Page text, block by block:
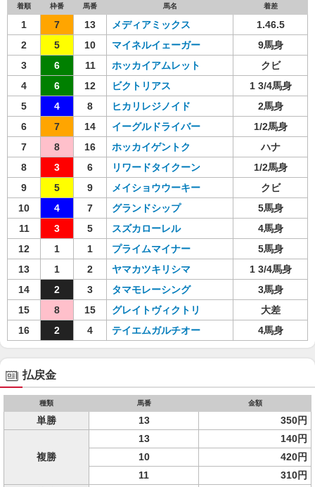
着順 枠番 馬番 馬名 着差
1 7 13 メディアミックス
1.46.5
2
5 10 マイネルイェーガー
9馬身
3
6 11 ホッカイアムレット
クビ
4
6 12 ビクトリアス
1 3/4馬身
5
4 8 ヒカリレジノイド
2馬身
6
7 14 イーグルドライバー
1/2馬身
7
8 16 ホッカイゲントク
ハナ
8
3 6 リワードタイクーン
1/2馬身
9
5 9 メイショウウーキー
クビ
10
4 7 グランドシップ
5馬身
11
3 5 スズカローレル
4馬身
12
1 1 プライムマイナー
5馬身
13
1 2 ヤマカツキリシマ
1 3/4馬身
14
2 3 タマモレーシング
3馬身
15
8 15 グレイトヴィクトリ
大差
16
2 4 テイエムガルチオー 4馬身
払戻金
種類 馬番 金額
単勝 13 350円
複勝
13
140円
10
420円
11
310円